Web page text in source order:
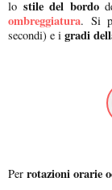
lo stile del bordo
ombreggiatura. Si
secondi) e i gradi
Per rotazioni orarie